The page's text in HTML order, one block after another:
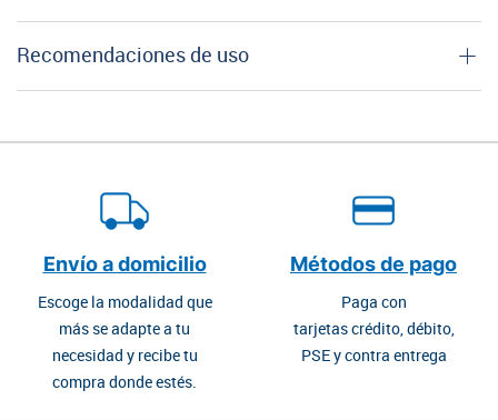
Recomendaciones de uso
Envío a domicilio
Escoge la modalidad que
más se adapte a tu
necesidad y recibe tu
compra donde estés.
Métodos de pago
Paga con
tarjetas crédito, débito,
PSE y contra entrega